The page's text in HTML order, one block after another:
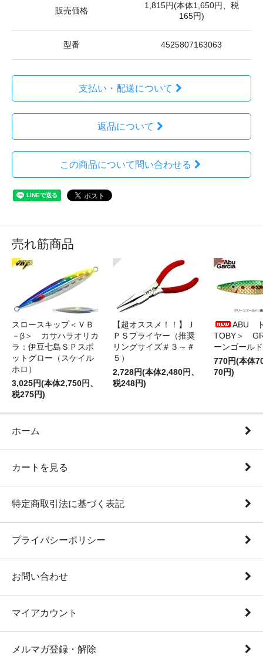
販売価格
1,815円(本体1,650円、税
165円)
型番 4525807163063
支払い・配送について
返品について
この商品について問い合わせる
売れ筋商品
スロースキップ＜ＶＢ
－β＞ カサハラオリカ
ラ：伊豆七島ＳＰスポ
ットグロー（スケイル
ホロ）
3,025円(本体2,750円、
税275円)
【超オススメ！！】Ｊ
ＰＳプライヤー（推奨
リングサイズ＃３～＃
５）
2,728円(本体2,480円、
税248円)
ABU
TOBY＞
ーンゴールド
770円(本体
70円)
ホーム
カートを見る
特定商取引法に基づく表記
プライバシーポリシー
お問い合わせ
マイアカウント
メルマガ登録・解除